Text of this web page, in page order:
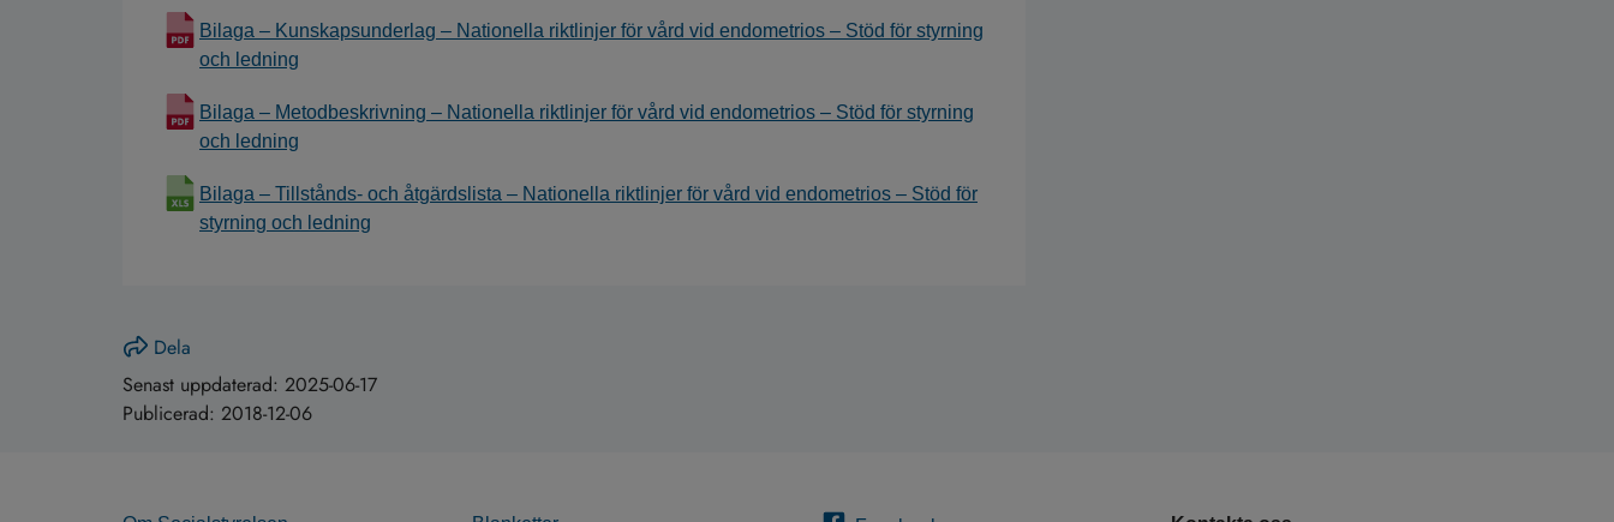
Bilaga – Kunskapsunderlag – Nationella riktlinjer för vård vid endometrios – Stöd för styrning
och ledning
Bilaga – Metodbeskrivning – Nationella riktlinjer för vård vid endometrios – Stöd för styrning
och ledning
Bilaga – Tillstånds- och åtgärdslista – Nationella riktlinjer för vård vid endometrios – Stöd för
styrning och ledning
Dela
Senast uppdaterad: 2025-06-17
Publicerad: 2018-12-06